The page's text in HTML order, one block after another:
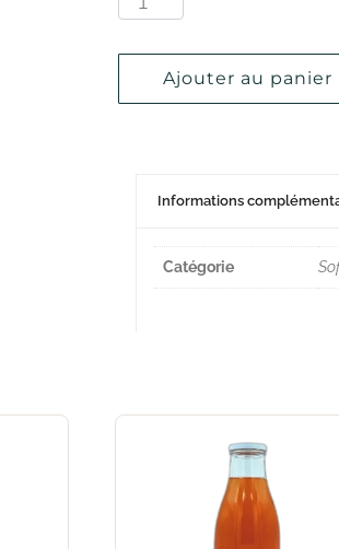
Ajouter au panier
Informations
Catégorie